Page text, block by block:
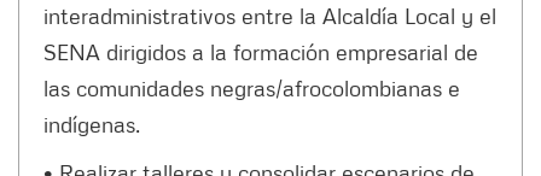
interadministrativos entre la Alcaldía Local y el
SENA dirigidos a la formación empresarial de
las comunidades negras/afrocolombianas e
indígenas.